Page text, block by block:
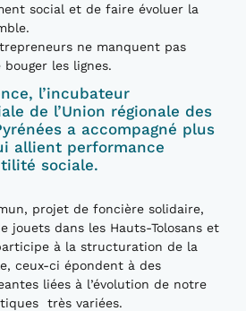
social et de faire évoluer la
ne manquent pas
les lignes.
l’incubateur
de l’Union régionale des
a accompagné plus
allient performance
sociale.
projet de foncière solidaire,
jouets dans les Hauts-Tolosans et
à la structuration de la
ceux-ci épondent à des
liées à l’évolution de notre
très variées.